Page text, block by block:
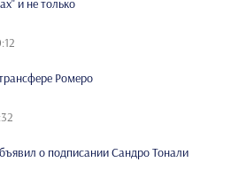
и не только
Ромеро
о подписании Сандро Тонали